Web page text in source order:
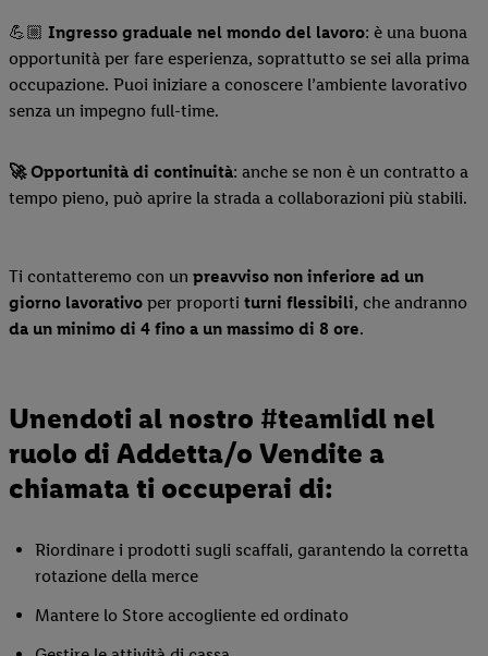
💪🏼 Ingresso graduale nel mondo del lavoro: è una buona
opportunità per fare esperienza, soprattutto se sei alla prima
occupazione. Puoi iniziare a conoscere l’ambiente lavorativo
senza un impegno full-time.
🚀 Opportunità di continuità: anche se non è un contratto a
tempo pieno, può aprire la strada a collaborazioni più stabili.
Ti contatteremo con un preavviso non inferiore ad un
giorno lavorativo per proporti turni flessibili, che andranno
da un minimo di 4 fino a un massimo di 8 ore.
Unendoti al nostro #teamlidl nel
ruolo di Addetta/o Vendite a
chiamata ti occuperai di:
Riordinare i prodotti sugli scaffali, garantendo la corretta
rotazione della merce
Mantere lo Store accogliente ed ordinato